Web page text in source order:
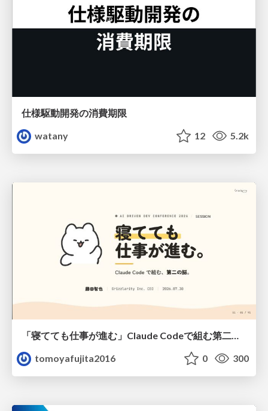
仕様駆動開発の消費期限
watany
12 5.2k
「寝てても仕事が進む」Claude Codeで組む第二の脳
tomoyafujita2016
0 300